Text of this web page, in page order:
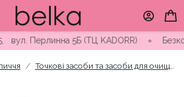
Перлинна 5Б (ТЦ KADORR) ∘
Точкові засоби та засоби для очищення